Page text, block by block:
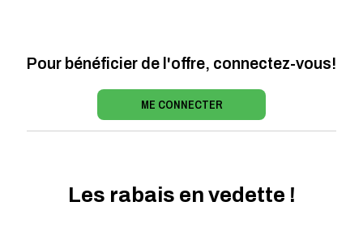
Pour bénéficier de l'offre, connectez-vous!
ME CONNECTER
Les rabais en vedette !